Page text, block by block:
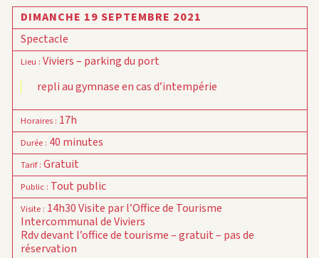
DIMANCHE 19 SEPTEMBRE 2021
Spectacle
Lieu : Viviers – parking du port
repli au gymnase en cas d’intempérie
Horaires: 17h
Durée: 40 minutes
Tarif: Gratuit
Public: Tout public
Visite : 14h30 Visite par l’Office de Tourisme
Intercommunal de Viviers
Rdv devant l’office de tourisme – gratuit – pas de
réservation